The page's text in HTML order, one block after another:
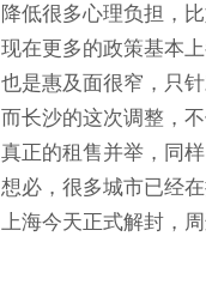
降低很多心理负担，
现在更多的政策基本
也是惠及面很窄，只
而长沙的这次调整，
真正的租售并举，同
想必，很多城市已经
上海今天正式解封，